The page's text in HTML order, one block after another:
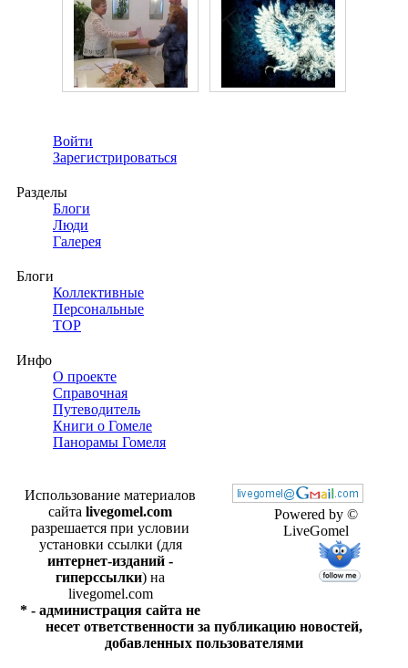
Войти
Зарегистрироваться
Разделы
Блоги
Люди
Галерея
Блоги
Коллективные
Персональные
TOP
Инфо
О проекте
Справочная
Путеводитель
Книги о Гомеле
Панорамы Гомеля
Powered by ©
LiveGomel
Использование материалов
сайта livegomel.com
разрешается при условии
установки ссылки (для
интернет-изданий -
гиперссылки) на
livegomel.com
* - администрация сайта не
несет ответственности за публикацию новостей,
добавленных пользователями